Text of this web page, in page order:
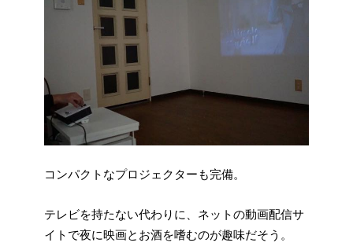
コンパクトなプロジェクターも完備。
テレビを持たない代わりに、ネットの動画配信サ
イトで夜に映画とお酒を嗜むのが趣味だそう。